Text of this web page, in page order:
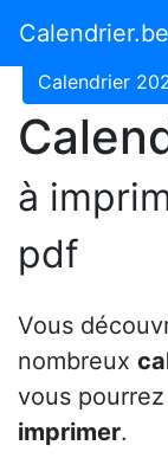
Calendrier
Calendrier
à
pdf
Vous
nombreux
vous
imprimer.